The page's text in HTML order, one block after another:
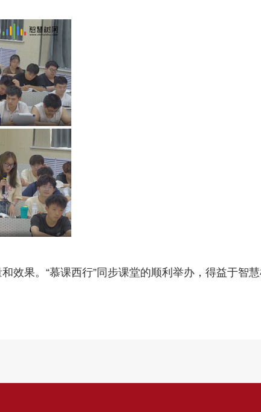
效果。“慕课西行”同步课堂的顺利举办，得益于智